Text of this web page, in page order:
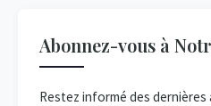
Abonnez-vous à
Restez informé des